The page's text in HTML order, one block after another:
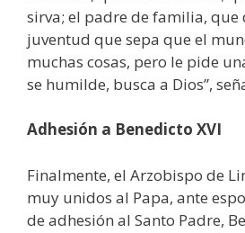
sirva; el padre de familia, que
juventud que sepa que el
muchas cosas, pero le pide
se humilde, busca a Dios”,
Adhesión a Benedicto XVI
Finalmente, el Arzobispo de
muy unidos al Papa, ante
de adhesión al Santo Padre,